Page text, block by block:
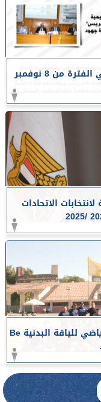
أبرز أخبار جامعة أسيوط خلال أسبوع في الفترة من 8 نوفمبر
الاتحادات
جامعة أسيوط تشهد انطلاق ”اللقاء الرياضي للياقة البدنية Be